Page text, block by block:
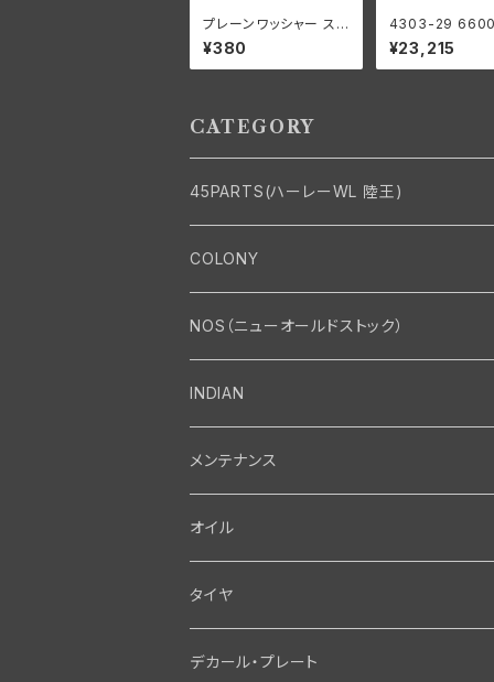
プレーンワッシャー ステ
アリングダンパー 上側
スモール ハーレーダビ
ッドソン 全スプリンガー
¥380
4303-29
バッテリー 6V
ック 1929-64
12x215mm
¥23,215
CATEGORY
45PARTS(ハーレーWL 陸王)
エンジン
エンジン・シリンダーヘッド
バルブ・タペット関係
マフラー・インテーク・キャブレター
マフラー関係
インテーク・キャブレター関係
エレクトリカル
ジェネレーター関係
ディストリビューター関係
駆動系
ドライブチェーン関係
スプロケット・ベルトドライブキット
フロントフォーク・フレーム
フロントフォーク関係
ソフテイル用 New Springer Fork
シート・サドルバッグ
シートポスト関係
ハンドルバー・タンク・フェンダー
COLONY
Bolt・Nut
Nut
Screw
Front End・Rear End
Wheel-Brake
Fork-Shockabsorber
Motor
Motor
Carbrator
Transmission・Primary
Transmission-Shifter
Primary-clutch-Kickstarter
Gastank・Oiltank
Oilline
Electrical
NOS（ニューオールドストック）
INDIAN
メンテナンス
オイル
タイヤ
デカール・プレート